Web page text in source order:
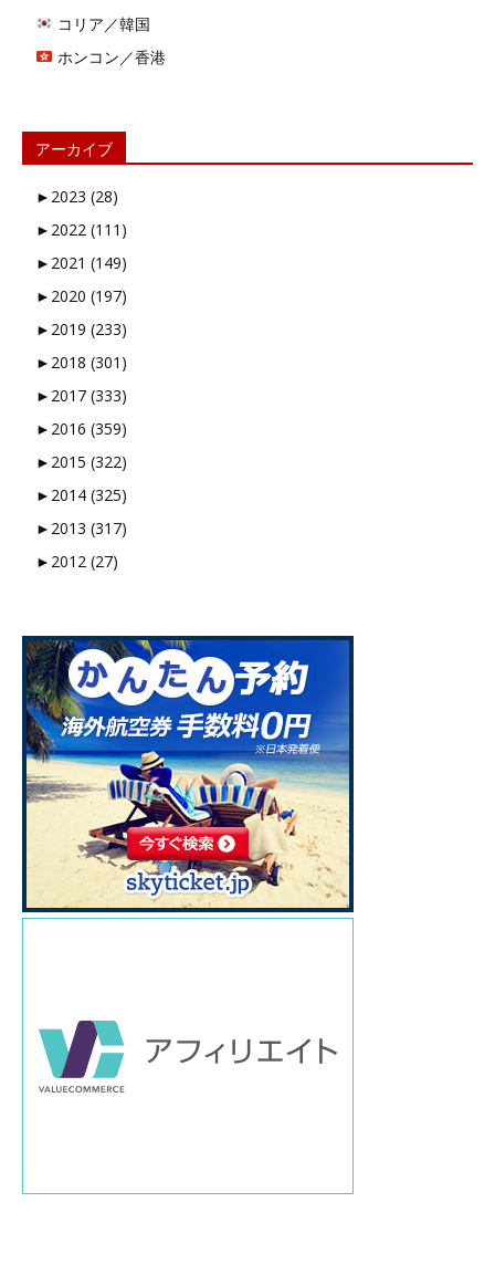
コリア／韓国
ホンコン／香港
アーカイブ
► 2023 (28)
► 2022 (111)
► 2021 (149)
► 2020 (197)
► 2019 (233)
► 2018 (301)
► 2017 (333)
► 2016 (359)
► 2015 (322)
► 2014 (325)
► 2013 (317)
► 2012 (27)